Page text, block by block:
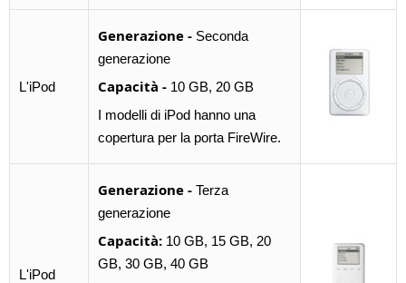
L'iPod
Generazione - Seconda
generazione
Capacità - 10 GB, 20 GB
I modelli di iPod hanno una
copertura per la porta FireWire.
L'iPod
Generazione - Terza
generazione
Capacità: 10 GB, 15 GB, 20
GB, 30 GB, 40 GB